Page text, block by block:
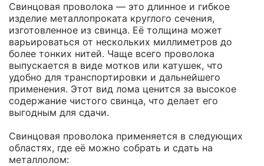
Свинцовая проволока — это длинное и гибкое
изделие металлопроката круглого сечения,
изготовленное из свинца. Её толщина может
варьироваться от нескольких миллиметров до
более тонких нитей. Чаще всего проволока
выпускается в виде мотков или катушек, что
удобно для транспортировки и дальнейшего
применения. Этот вид лома ценится за высокое
содержание чистого свинца, что делает его
выгодным для сдачи.
Свинцовая проволока применяется в следующих
областях, где её можно собрать и сдать на
металлолом: